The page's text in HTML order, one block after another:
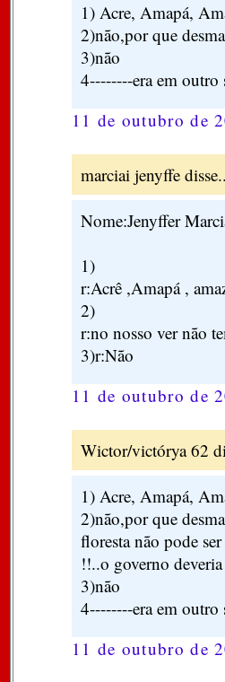
1) Acre, Amapá,
2)não,por que
3)não
4--------era em outro
11 de outubro de
marciai jenyffe
Nome:Jenyffer
1)
r:Acrê ,Amapá ,
2)
r:no nosso ver não
3)r:Não
11 de outubro de
Wictor/victórya 62
1) Acre, Amapá,
2)não,por que
floresta não pode
!!..o governo
3)não
4--------era em outro
11 de outubro de